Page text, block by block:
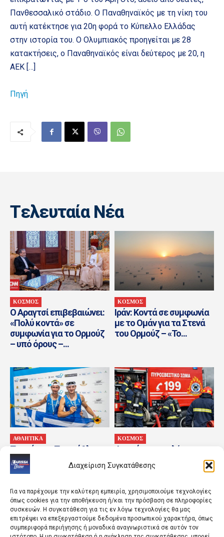
Διαχείριση Συγκατάθεσης
Για να παρέχουμε την καλύτερη εμπειρία, χρησιμοποιούμε τεχνολογίες
όπως cookies για την αποθήκευση ή/και την πρόσβαση σε πληροφορίες
συσκευών. Η συγκατάθεση για τις εν λόγω τεχνολογίες θα μας
επιτρέψει να επεξεργαστούμε δεδομένα προσωπικού χαρακτήρα, όπως
συμπεριφορά περιήγησης ή μοναδικά αναγνωριστικά σε αυτόν τον
Πανθεσσαλικό στάδιο. Ο Παναθηναϊκός με τη νίκη του
αυτή κατέκτησε για 20η φορά το Κύπελλο Ελλάδας
στην ιστορία του. Ο Ολυμπιακός προηγείται με 28
κατακτήσεις, ο Παναθηναϊκός είναι δεύτερος με 20, η
ΑΕΚ […]
Πηγή
Tελευταία Nέα
ΚΟΣΜΟΣ
Ο Αραγτσί επιβεβαιώνει:
«Πολύ κοντά» σε
συμφωνία για το Ορμούζ
– υπό όρους –...
ΚΟΣΜΟΣ
Ιράν: Κοντά σε συμφωνία
με το Ομάν για τα Στενά
του Ορμούζ – «Το...
ΑΘΛΗΤΙΚΑ
Παγκόσμιο Πρωτάθλημα
Κωπηλασίας: Ασημένιο
μετάλλιο για Χιώτη και
ΚΟΣΜΟΣ
Φωτιά σε χαμηλή
βλάστηση στη Σίνδο –
Επιχειρούν επίγειες και